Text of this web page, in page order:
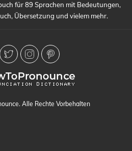
für 89 Sprachen mit Bedeutungen,
Übersetzung und vielem mehr.
Alle Rechte Vorbehalten